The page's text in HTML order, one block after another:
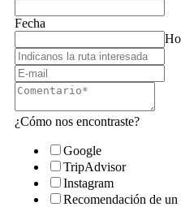
Fecha
¿Cómo nos encontraste?
Google
TripAdvisor
Instagram
Recomendación de